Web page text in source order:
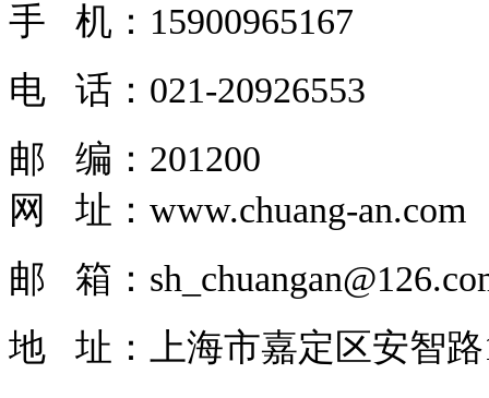
手 机：15900965167
电 话： 021-20926553
邮 编：201200
网 址： www.chuang-an.com
邮 箱：
地 址：上海市嘉定区安智路